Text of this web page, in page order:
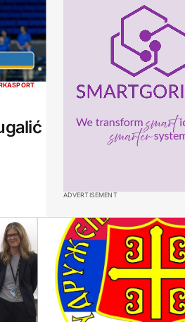
SPORT
ADVERTISEMENT